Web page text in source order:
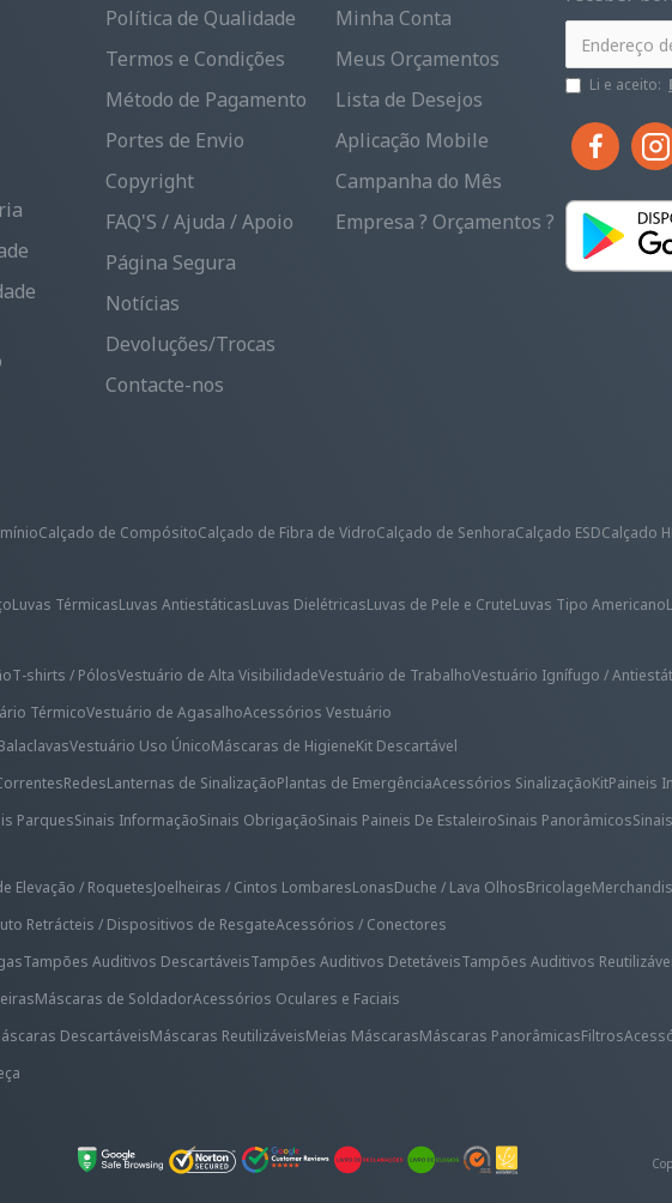
Política de Qualidade
Termos e Condições
Método de Pagamento
Portes de Envio
Copyright
FAQ'S / Ajuda / Apoio
Página Segura
Notícias
Devoluções/Trocas
Contacte-nos
Minha Conta
Meus Orçamentos
Lista de Desejos
Aplicação Mobile
Campanha do Mês
Empresa ? Orçamentos ?
Li e aceito:
Calçado de CompósitoCalçado de Fibra de VidroCalçado de SenhoraCalçado ESDCalçado
Luvas TérmicasLuvas AntiestáticasLuvas DielétricasLuvas de Pele e CruteLuvas Tipo Americano
T-shirts / PólosVestuário de Alta VisibilidadeVestuário de TrabalhoVestuário Ignífugo /
TérmicoVestuário de AgasalhoAcessórios Vestuário
Vestuário Uso ÚnicoMáscaras de HigieneKit Descartável
RedesLanternas de SinalizaçãoPlantas de EmergênciaAcessórios SinalizaçãoKitPaineis
ParquesSinais InformaçãoSinais ObrigaçãoSinais Paineis De EstaleiroSinais Panorâmicos
Elevação / RoquetesJoelheiras / Cintos LombaresLonasDuche / Lava OlhosBricolage
Retrácteis / Dispositivos de ResgateAcessórios / Conectores
Tampões Auditivos DescartáveisTampões Auditivos DetetáveisTampões Auditivos
Máscaras de SoldadorAcessórios Oculares e Faciais
DescartáveisMáscaras ReutilizáveisMeias MáscarasMáscaras PanorâmicasFiltros